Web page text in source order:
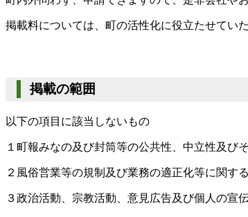
掲載料については、町の活性化に役立たせていた
掲載の範囲
以下の項目に該当しないもの
１町報みなの及び封筒等の公共性、中立性及び
２風俗営業等の規制及び業務の適正化等に関す
３政治活動、宗教活動、意見広告及び個人の宣